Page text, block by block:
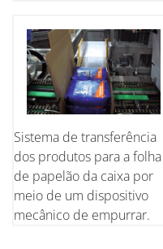
Sistema de transferência
dos produtos para a folha
de papelão da caixa por
meio de um dispositivo
mecânico de empurrar.